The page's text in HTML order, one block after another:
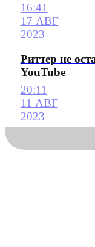
16:41
17 АВГ
2023
Риттер не
YouTube
20:11
11 АВГ
2023